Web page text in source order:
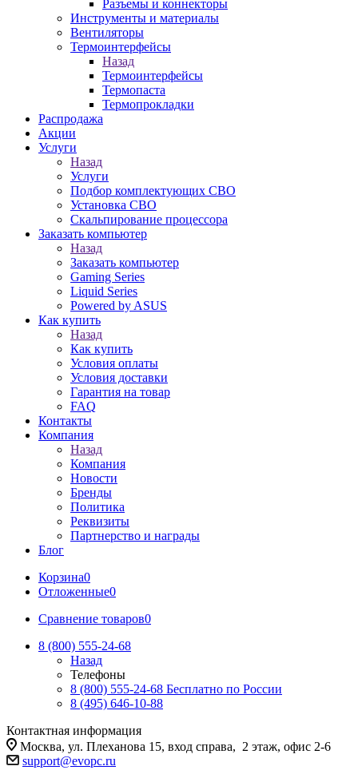
Разъемы и коннекторы
Инструменты и материалы
Вентиляторы
Термоинтерфейсы
Назад
Термоинтерфейсы
Термопаста
Термопрокладки
Распродажа
Акции
Услуги
Назад
Услуги
Подбор комплектующих СВО
Установка СВО
Скальпирование процессора
Заказать компьютер
Назад
Заказать компьютер
Gaming Series
Liquid Series
Powered by ASUS
Как купить
Назад
Как купить
Условия оплаты
Условия доставки
Гарантия на товар
FAQ
Контакты
Компания
Назад
Компания
Новости
Бренды
Политика
Реквизиты
Партнерство и награды
Блог
Корзина0
Отложенные0
Сравнение товаров0
8 (800) 555-24-68
Назад
Телефоны
8 (800) 555-24-68 Бесплатно по России
8 (495) 646-10-88
Контактная информация
Москва, ул. Плеханова 15, вход справа, 2 этаж, офис 2-6
support@evopc.ru